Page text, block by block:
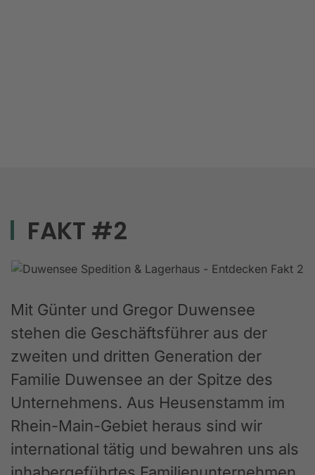
FAKT #2
Mit Günter und Gregor Duwensee
stehen die Geschäftsführer aus der
zweiten und dritten Generation der
Familie Duwensee an der Spitze des
Unternehmens. Aus Heusenstamm im
Rhein-Main-Gebiet heraus sind wir
international tätig und bewahren uns als